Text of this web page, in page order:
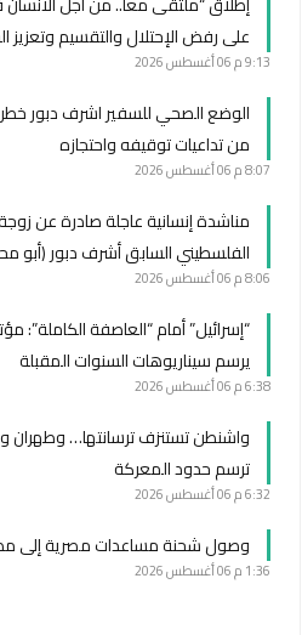
على رفض الإحتلال والتقسيم وتعزيز
9:13 م 06 أغسطس 2026
الوضع الصحي للسفير اشرف دبور خطر
من تداعيات توقيفه واحتجازه
8:07 م 06 أغسطس 2026
مناشدة إنسانية عاجلة صادرة عن زوجة
الفلسطيني السابق أشرف دبور (أبو
8:06 م 06 أغسطس 2026
“إسرائيل” أمام “العاصفة الكاملة”:
يرسم سيناريوهات السنوات المقبلة
6:38 م 06 أغسطس 2026
واشنطن تستنزف ترسانتها… وطهران
ترسم حدود المعركة
6:32 م 06 أغسطس 2026
وصول شحنة مساعدات مصرية إلى
1:36 م 06 أغسطس 2026